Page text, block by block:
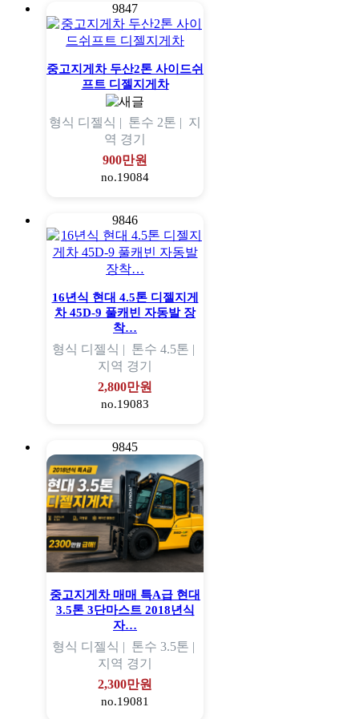
9847
중고지게차 두산2톤 사이드쉬
프트 디젤지게차
형식 디젤식 | 톤수 2톤 | 지
역 경기
900만원
no.19084
9846
16년식 현대 4.5톤 디젤지게
차 45D-9 풀캐빈 자동발 장
착…
형식 디젤식 | 톤수 4.5톤 |
지역 경기
2,800만원
no.19083
9845
중고지게차 매매 특A급 현대
3.5톤 3단마스트 2018년식
자…
형식 디젤식 | 톤수 3.5톤 |
지역 경기
2,300만원
no.19081